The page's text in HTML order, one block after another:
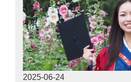
24
2025-06